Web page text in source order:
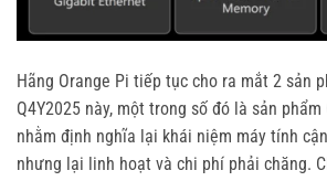
Hãng Orange Pi tiếp tục cho ra mắt 2 sản
Q4Y2025 này, một trong số đó là sản phẩm
nhằm định nghĩa lại khái niệm máy tính
nhưng lại linh hoạt và chi phí phải chăng.